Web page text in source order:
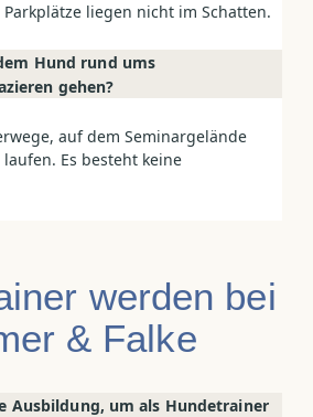
liegen nicht im Schatten.
Hund rund ums
gehen?
auf dem Seminargelände
Es besteht keine
werden bei
& Falke
Ausbildung, um als Hundetrainer